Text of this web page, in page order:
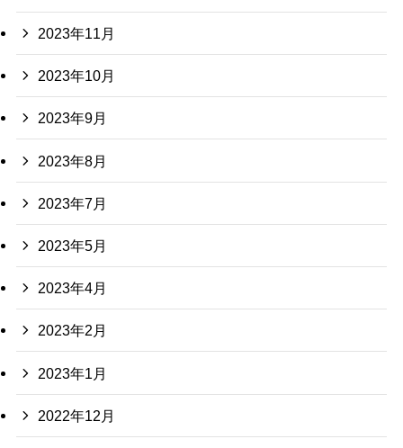
2023年11月
2023年10月
2023年9月
2023年8月
2023年7月
2023年5月
2023年4月
2023年2月
2023年1月
2022年12月